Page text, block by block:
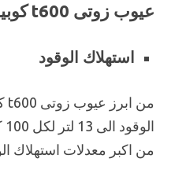
عيوب زوتى t600 كوبيه 2019
استهلاك الوقود
من اكبر معدلات استهلاك